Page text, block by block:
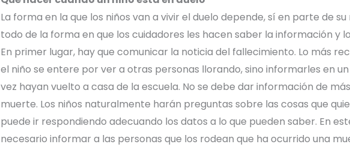
La forma en la que los niños van a vivir el duelo depende, sí en parte de
todo de la forma en que los cuidadores les hacen saber la información y
En primer lugar, hay que comunicar la noticia del fallecimiento. Lo más
el niño se entere por ver a otras personas llorando, sino informarles en
vez hayan vuelto a casa de la escuela. No se debe dar información de
muerte. Los niños naturalmente harán preguntas sobre las cosas que
puede ir respondiendo adecuando los datos a lo que pueden saber. En
necesario informar a las personas que los rodean que ha ocurrido una